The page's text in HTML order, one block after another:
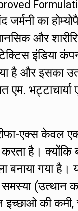
का
और
इंडिया
और इसका
भट्टाचार्या
एक्स
है। क्योंकि
बनाया गया है।
समस्या (उत्थान
इच्छाओ की कमी,